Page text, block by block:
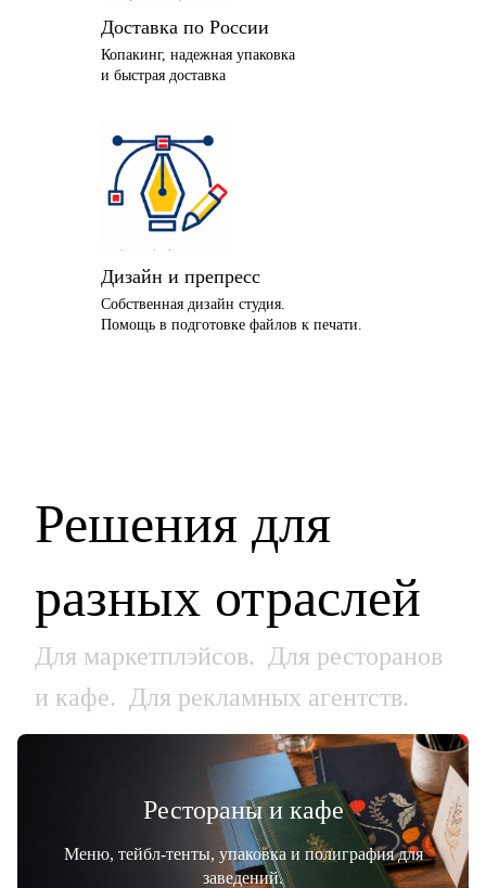
Доставка по России
Копакинг, надежная упаковка
и быстрая доставка
Дизайн и препресс
Собственная дизайн студия.
Помощь в подготовке файлов к печати.
Решения для
разных отраслей
Для маркетплэйсов. Для ресторанов
и кафе. Для рекламных агентств.
Рестораны и кафе
Меню, тейбл-тенты, упаковка и полиграфия для
заведений.